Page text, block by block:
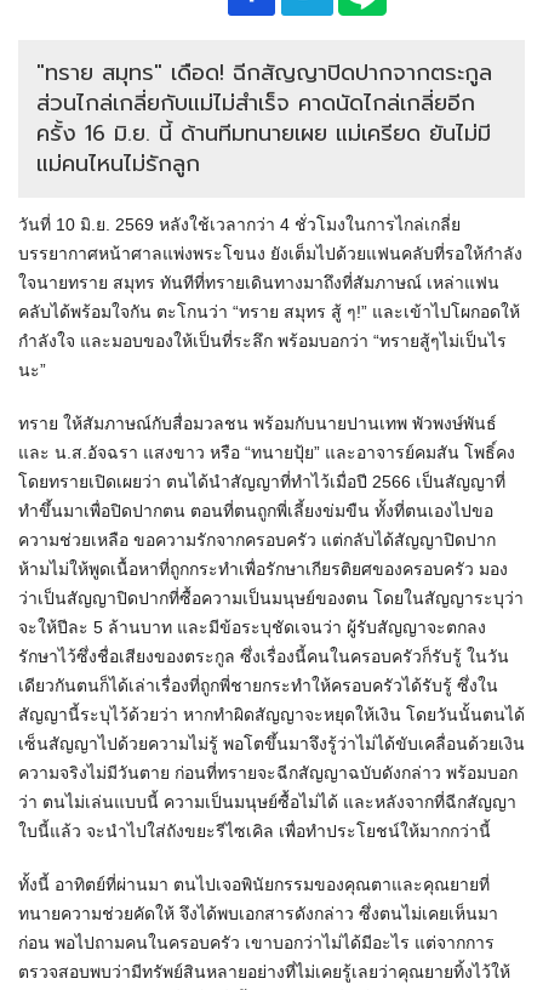
"ทราย สมุทร" เดือด! ฉีกสัญญาปิดปากจากตระกูล
ส่วนไกล่เกลี่ยกับแม่ไม่สำเร็จ คาดนัดไกล่เกลี่ยอีก
ครั้ง 16 มิ.ย. นี้ ด้านทีมทนายเผย แม่เครียด ยันไม่มี
แม่คนไหนไม่รักลูก
วันที่ 10 มิ.ย. 2569 หลังใช้เวลากว่า 4 ชั่วโมงในการไกล่เกลี่ย
บรรยากาศหน้าศาลแพ่งพระโขนง ยังเต็มไปด้วยแฟนคลับที่รอให้กำลัง
ใจนายทราย สมุทร ทันทีที่ทรายเดินทางมาถึงที่สัมภาษณ์ เหล่าแฟน
คลับได้พร้อมใจกัน ตะโกนว่า “ทราย สมุทร สู้ ๆ!” และเข้าไปโผกอดให้
กำลังใจ และมอบของให้เป็นที่ระลึก พร้อมบอกว่า “ทรายสู้ๆไม่เป็นไร
นะ”
ทราย ให้สัมภาษณ์กับสื่อมวลชน พร้อมกับนายปานเทพ พัวพงษ์พันธ์
และ น.ส.อัจฉรา แสงขาว หรือ “ทนายปุ้ย” และอาจารย์คมสัน โพธิ์คง
โดยทรายเปิดเผยว่า ตนได้นำสัญญาที่ทำไว้เมื่อปี 2566 เป็นสัญญาที่
ทำขึ้นมาเพื่อปิดปากตน ตอนที่ตนถูกพี่เลี้ยงข่มขืน ทั้งที่ตนเองไปขอ
ความช่วยเหลือ ขอความรักจากครอบครัว แต่กลับได้สัญญาปิดปาก
ห้ามไม่ให้พูดเนื้อหาที่ถูกกระทำเพื่อรักษาเกียรติยศของครอบครัว มอง
ว่าเป็นสัญญาปิดปากที่ซื้อความเป็นมนุษย์ของตน โดยในสัญญาระบุว่า
จะให้ปีละ 5 ล้านบาท และมีข้อระบุชัดเจนว่า ผู้รับสัญญาจะตกลง
รักษาไว้ซึ่งชื่อเสียงของตระกูล ซึ่งเรื่องนี้คนในครอบครัวก็รับรู้ ในวัน
เดียวกันตนก็ได้เล่าเรื่องที่ถูกพี่ชายกระทำให้ครอบครัวได้รับรู้ ซึ่งใน
สัญญานี้ระบุไว้ด้วยว่า หากทำผิดสัญญาจะหยุดให้เงิน โดยวันนั้นตนได้
เซ็นสัญญาไปด้วยความไม่รู้ พอโตขึ้นมาจึงรู้ว่าไม่ได้ขับเคลื่อนด้วยเงิน
ความจริงไม่มีวันตาย ก่อนที่ทรายจะฉีกสัญญาฉบับดังกล่าว พร้อมบอก
ว่า ตนไม่เล่นแบบนี้ ความเป็นมนุษย์ซื้อไม่ได้ และหลังจากที่ฉีกสัญญา
ใบนี้แล้ว จะนำไปใส่ถังขยะรีไซเคิล เพื่อทำประโยชน์ให้มากกว่านี้
ทั้งนี้ อาทิตย์ที่ผ่านมา ตนไปเจอพินัยกรรมของคุณตาและคุณยายที่
ทนายความช่วยคัดให้ จึงได้พบเอกสารดังกล่าว ซึ่งตนไม่เคยเห็นมา
ก่อน พอไปถามคนในครอบครัว เขาบอกว่าไม่ได้มีอะไร แต่จากการ
ตรวจสอบพบว่ามีทรัพย์สินหลายอย่างที่ไม่เคยรู้เลยว่าคุณยายทิ้งไว้ให้